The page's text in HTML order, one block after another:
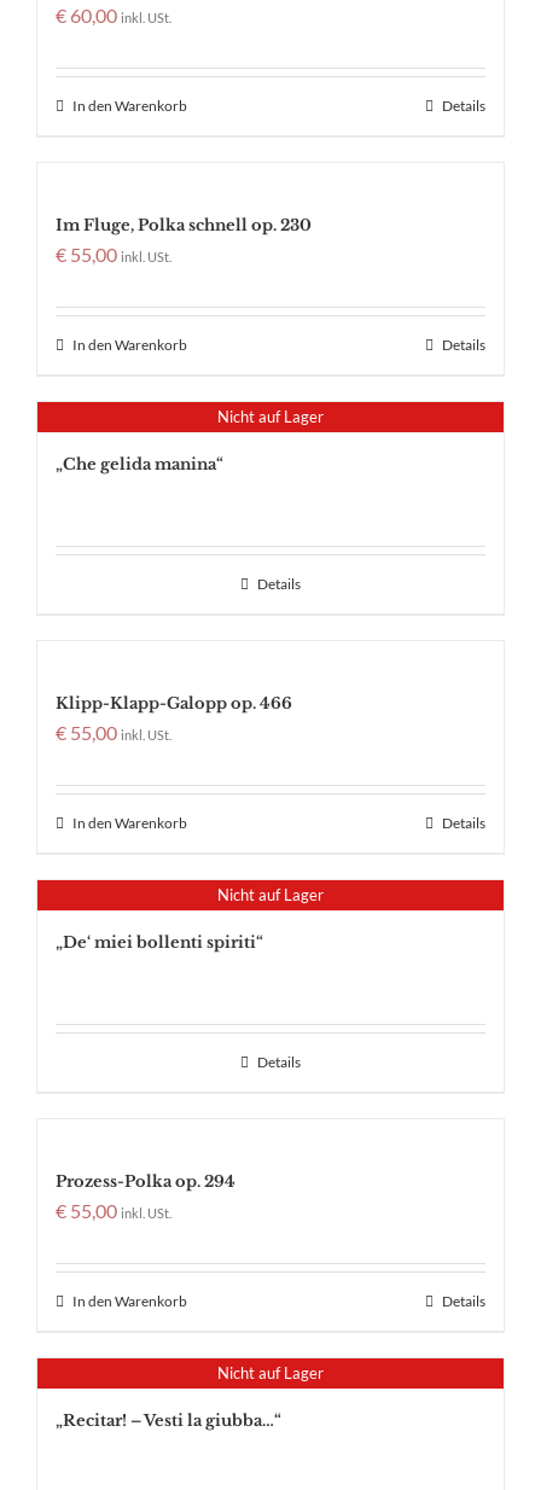
€ 60,00 inkl. USt.
In den Warenkorb Details
Im Fluge, Polka schnell op. 230
€ 55,00 inkl. USt.
In den Warenkorb Details
Nicht auf Lager
„Che gelida manina“
Details
Klipp-Klapp-Galopp op. 466
€ 55,00 inkl. USt.
In den Warenkorb Details
Nicht auf Lager
„De‘ miei bollenti spiriti“
Details
Prozess-Polka op. 294
€ 55,00 inkl. USt.
In den Warenkorb Details
Nicht auf Lager
„Recitar! – Vesti la giubba…“